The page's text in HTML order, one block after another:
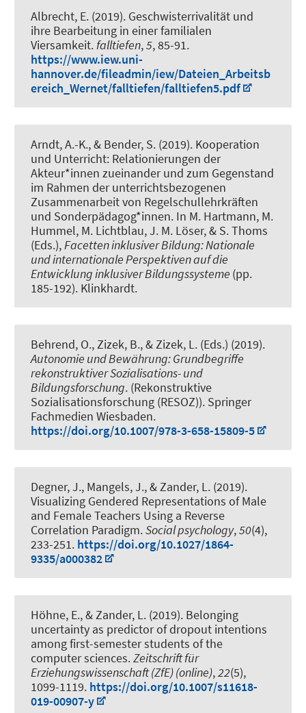
Albrecht, E. (2019). Geschwisterrivalität und
ihre Bearbeitung in einer familialen
Viersamkeit. falltiefen,5, 85-91.
https://www.iew.uni-
hannover.de/fileadmin/iew/Dateien_Arbeitsb
ereich_Wernet/falltiefen/falltiefen5.pdf
Arndt, A.-K., & Bender, S. (2019). Kooperation
und Unterricht: Relationierungen der
Akteur*innen zueinander und zum Gegenstand
im Rahmen der unterrichtsbezogenen
Zusammenarbeit von Regelschullehrkräften
und Sonderpädagog*innen. In M. Hartmann, M.
Hummel, M. Lichtblau, J. M. Löser, & S. Thoms
(Eds.),Facetten inklusiver Bildung: Nationale
und internationale Perspektiven auf die
Entwicklung inklusiver Bildungssysteme (pp.
185-192). Klinkhardt.
Behrend, O., Zizek, B., & Zizek, L. (Eds.) (2019).
Autonomie und Bewährung: Grundbegriffe
rekonstruktiver Sozialisations- und
Bildungsforschung. (Rekonstruktive
Sozialisationsforschung (RESOZ)). Springer
Fachmedien Wiesbaden.
https://doi.org/10.1007/978-3-658-15809-5
Degner, J., Mangels, J., & Zander, L. (2019).
Visualizing Gendered Representations of Male
and Female Teachers Using a Reverse
Correlation Paradigm.Social psychology,50(4),
233-251. https://doi.org/10.1027/1864-
9335/a000382
Höhne, E., & Zander, L. (2019). Belonging
uncertainty as predictor of dropout intentions
among first-semester students of the
computer sciences.Zeitschrift für
Erziehungswissenschaft (ZfE) (online),22(5),
1099-1119. https://doi.org/10.1007/s11618-
019-00907-y